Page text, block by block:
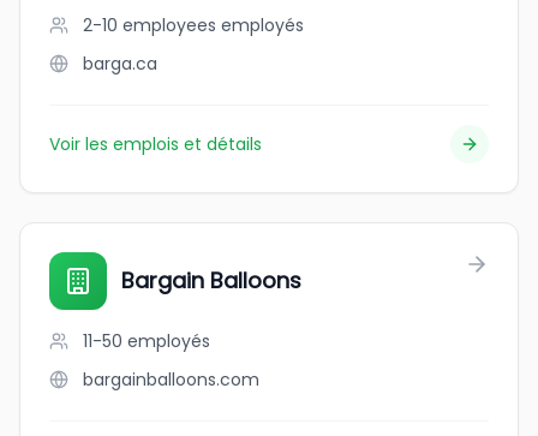
2-10 employees employés
barga.ca
Voir les emplois et détails
Bargain Balloons
11-50 employés
bargainballoons.com